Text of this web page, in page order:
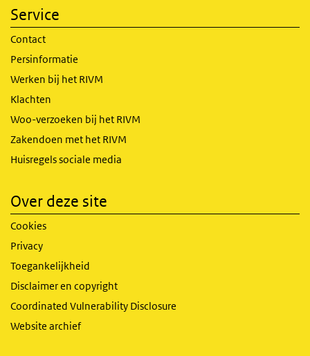
Service
Contact
Persinformatie
Werken bij het RIVM
Klachten
Woo-verzoeken bij het RIVM
Zakendoen met het RIVM
Huisregels sociale media
Over deze site
Cookies
Privacy
Toegankelijkheid
Disclaimer en copyright
Coordinated Vulnerability Disclosure
Website archief